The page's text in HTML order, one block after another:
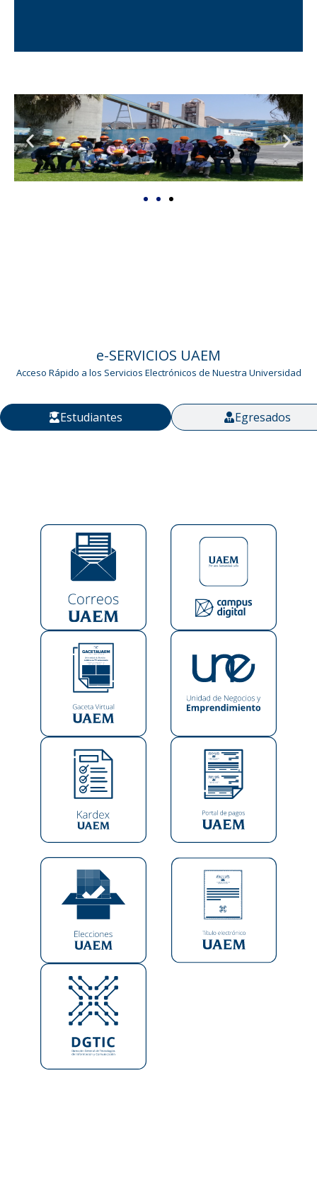
e-SERVICIOS ​UAEM
Acceso Rápido a los Servicios Electrónicos de Nuestra Universidad
Estudiantes Egresados